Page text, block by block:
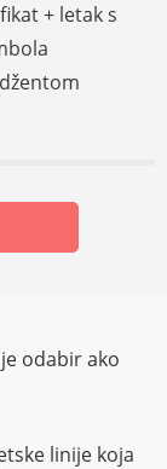
+ letak s
odabir ako
linije koja